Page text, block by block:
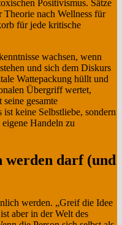
Positivismus. Sätze
nach Wellness für
für jede kritische
wachsen, wenn
und sich dem Diskurs
Wattepackung hüllt und
Übergriff wertet,
gesamte
keine Selbstliebe, sondern
Handeln zu
darf (und
werden. „Greif die Idee
aber in der Welt des